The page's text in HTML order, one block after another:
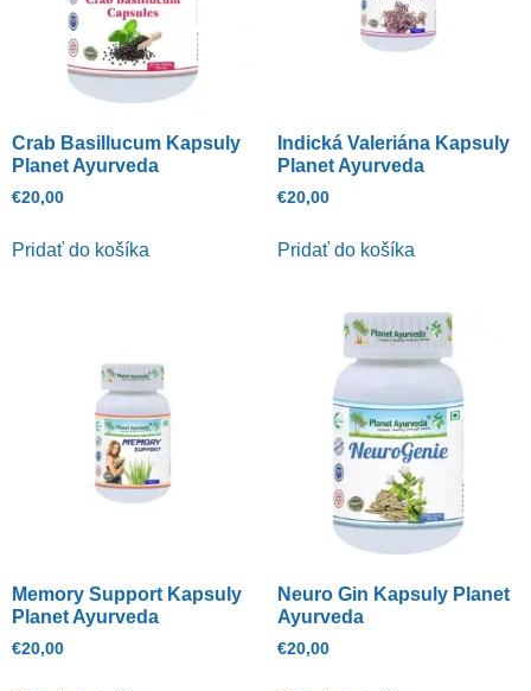
Crab Basillucum Kapsuly
Planet Ayurveda
€20,00
Pridať do košíka
Indická Valeriána Kapsuly
Planet Ayurveda
€20,00
Pridať do košíka
Memory Support Kapsuly
Planet Ayurveda
€20,00
Neuro Gin Kapsuly Planet
Ayurveda
€20,00